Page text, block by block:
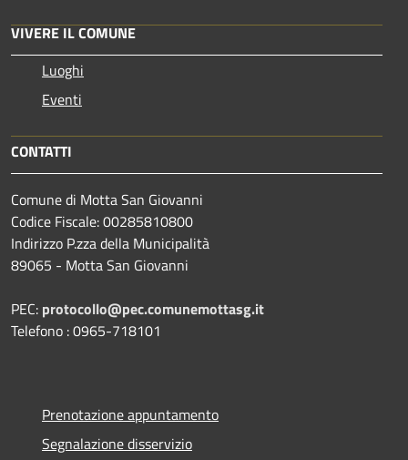
VIVERE IL COMUNE
Luoghi
Eventi
CONTATTI
Comune di Motta San Giovanni
Codice Fiscale: 00285810800
Indirizzo P.zza della Municipalità
89065 - Motta San Giovanni
PEC: protocollo@pec.comunemottasg.it
Telefono : 0965-718101
Prenotazione appuntamento
Segnalazione disservizio